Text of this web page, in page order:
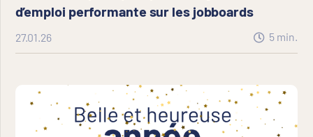
d’emploi performante sur les jobboards
27.01.26 5 min.